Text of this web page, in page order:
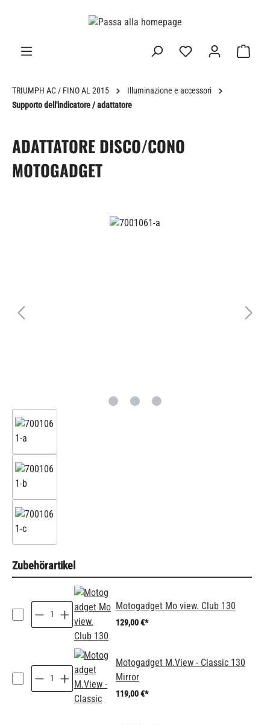
TRIUMPH AC / FINO AL 2015
Illuminazione e accessori
Supporto dell'indicatore / adattatore
ADATTATORE DISCO/CONO
MOTOGADGET
Salta la galleria di immagini
Zubehörartikel
Motogadget Mo view. Club 130
129,00 €*
Motogadget M.View - Classic 130
Mirror
119,00 €*